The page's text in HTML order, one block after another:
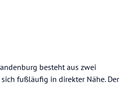
besteht aus zwei
fußläufig in direkter Nähe. Der